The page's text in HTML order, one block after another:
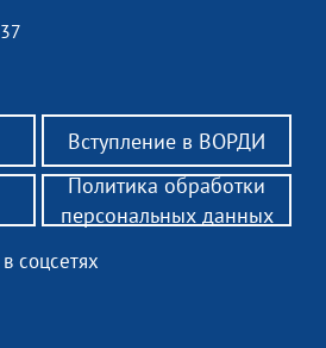
Вступление в ВОРДИ
соцсетях
Политика обработки
персональных данных